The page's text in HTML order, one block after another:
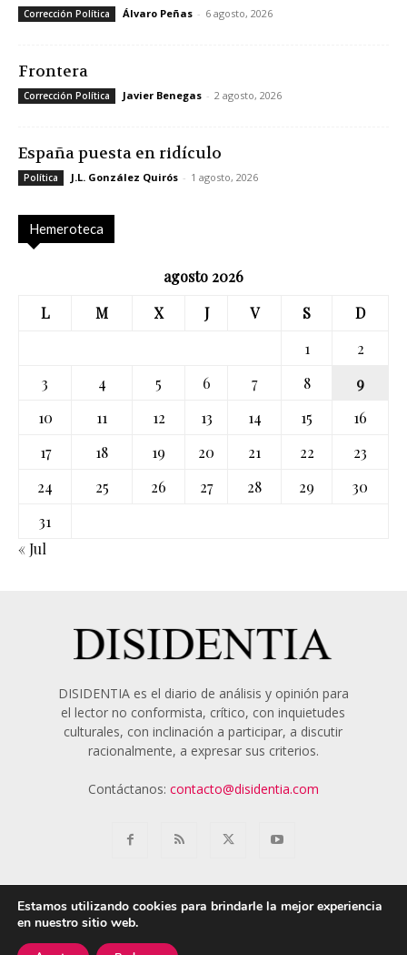
Corrección Política Álvaro Peñas - 6 agosto, 2026
Frontera
Corrección Política Javier Benegas - 2 agosto, 2026
España puesta en ridículo
Política J.L. González Quirós - 1 agosto, 2026
Hemeroteca
agosto 2026
L
M X J V S
D
1
2
3
4 5 6 7 8
9
10
11 12 13 14 15
16
17
18 19 20 21 22
23
24
25 26 27 28 29
30
31
« Jul
DISIDENTIA es el diario de análisis y opinión para
el lector no conformista, crítico, con inquietudes
culturales, con inclinación a participar, a discutir
racionalmente, a expresar sus criterios.
Contáctanos: contacto@disidentia.com
Estamos utilizando cookies para brindarle la mejor experiencia
en nuestro sitio web.